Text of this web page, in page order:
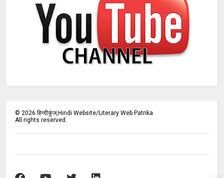
©2026 हिन्दीकुंज,Hindi Website/Literary Web Patrika
All rights reserved.